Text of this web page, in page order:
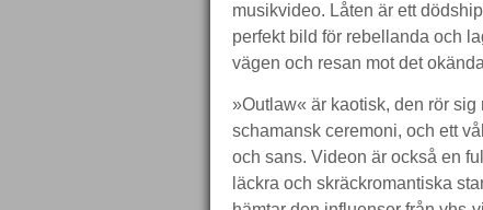
musikvideo. Låten är ett
perfekt bild för rebellanda och
vägen och resan mot det
»Outlaw« är kaotisk, den rör
schamansk ceremoni, och ett
och sans. Videon är också en
läckra och skräckromantiska